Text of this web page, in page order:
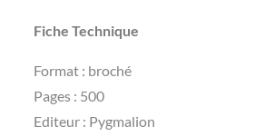
Fiche Technique
Format : broché
Pages : 500
Editeur : Pygmalion